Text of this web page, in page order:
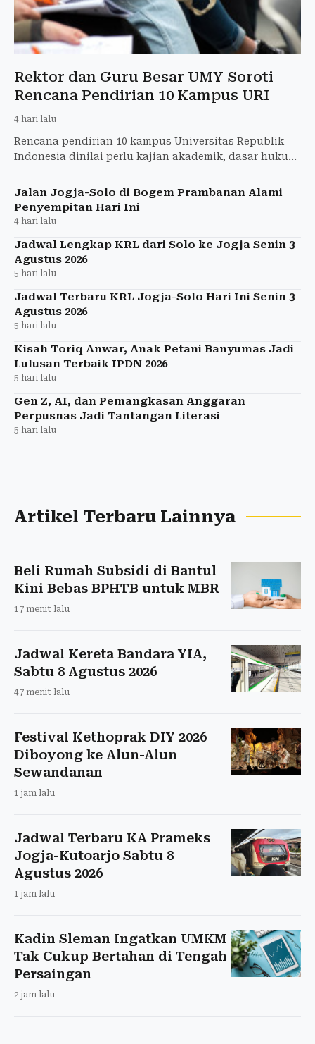
Rektor dan Guru Besar UMY Soroti
Rencana Pendirian 10 Kampus URI
4 hari lalu
Rencana pendirian 10 kampus Universitas Republik
Indonesia dinilai perlu kajian akademik, dasar hukum
Jalan Jogja-Solo di Bogem Prambanan Alami
Penyempitan Hari Ini
4 hari lalu
Jadwal Lengkap KRL dari Solo ke Jogja Senin 3
Agustus 2026
5 hari lalu
Jadwal Terbaru KRL Jogja-Solo Hari Ini Senin 3
Agustus 2026
5 hari lalu
Kisah Toriq Anwar, Anak Petani Banyumas Jadi
Lulusan Terbaik IPDN 2026
5 hari lalu
Gen Z, AI, dan Pemangkasan Anggaran
Perpusnas Jadi Tantangan Literasi
5 hari lalu
Artikel Terbaru Lainnya
Beli Rumah Subsidi di Bantul
Kini Bebas BPHTB untuk MBR
17 menit lalu
Jadwal Kereta Bandara YIA,
Sabtu 8 Agustus 2026
47 menit lalu
Festival Kethoprak DIY 2026
Diboyong ke Alun-Alun
Sewandanan
1 jam lalu
Jadwal Terbaru KA Prameks
Jogja-Kutoarjo Sabtu 8
Agustus 2026
1 jam lalu
Kadin Sleman Ingatkan UMKM
Tak Cukup Bertahan di Tengah
Persaingan
2 jam lalu